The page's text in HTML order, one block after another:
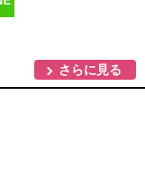
さらに見る